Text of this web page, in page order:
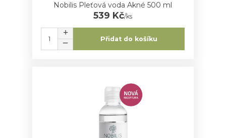
Nobilis Pleťová voda Akné 500 ml
539 Kč/ks
Přidat do košíku